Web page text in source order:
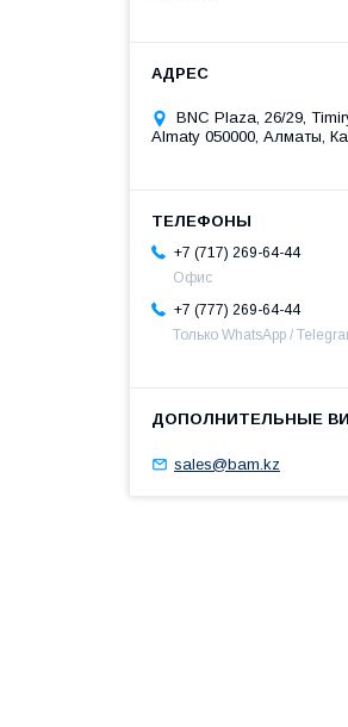
BNC Plaza, 26/29,
Almaty 050000, Алматы,
+7 (717) 269-64-44
Офис
+7 (777) 269-64-44
Только WhatsApp /
sales@bam.kz